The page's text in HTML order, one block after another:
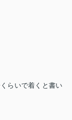
らいで着くと書い